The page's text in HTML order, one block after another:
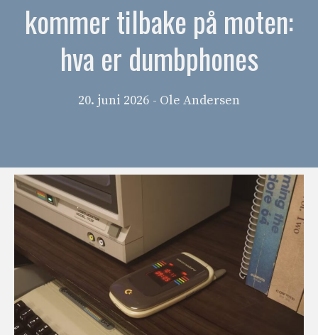
kommer tilbake på moten:
hva er dumbphones
20. juni 2026 - Ole Andersen